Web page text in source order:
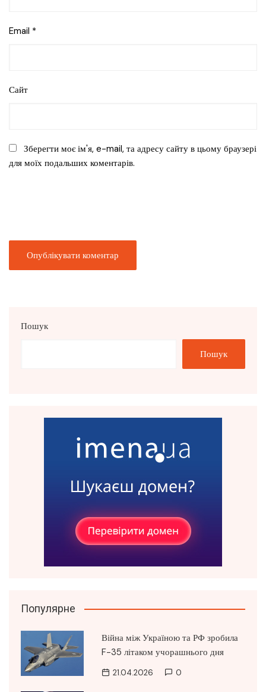
Email *
Сайт
Зберегти моє ім'я, e-mail, та адресу сайту в цьому браузері
для моїх подальших коментарів.
Пошук
Пошук
Популярне
Війна між Україною та РФ зробила
F-35 літаком учорашнього дня
21.04.2026 0